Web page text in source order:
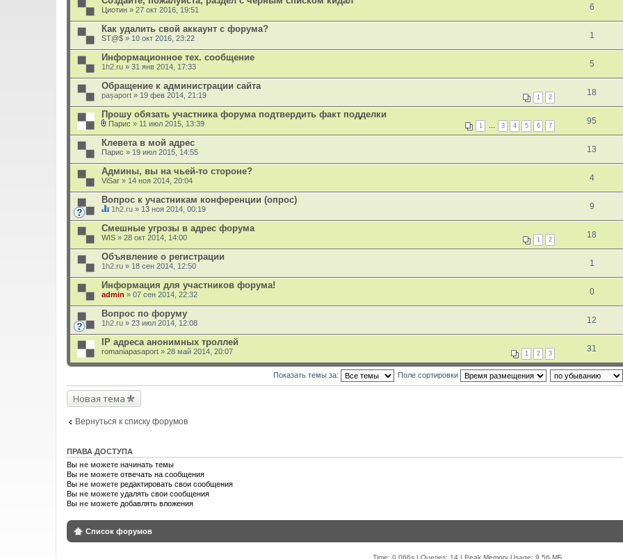
Циотин » 27 окт 2016, 19:51 6
Как удалить свой аккаунт с форума?
ST@$ » 10 окт 2016, 23:22 1
Информационное тех. сообщение
1h2.ru » 31 янв 2014, 17:33 5
Обращение к администрации сайта
1 2
pașaport » 19 фев 2014, 21:19 18
Прошу обязать участника форума подтвердить факт подделки
1 … 3 4 5 6 7
л
о
ж
е
н
и
Парис » 11 июл 2015, 13:39 95
Клевета в мой адрес
Парис » 19 июл 2015, 14:55 13
Админы, вы на чьей-то стороне?
ViSar » 14 ноя 2014, 20:04 4
Вопрос к участникам конференции (опрос)
а
н
н
а
я
т
м
а
с
о
д
е
р
ж
и
о
о
с
.
1h2.ru » 13 ноя 2014, 00:19 9
Смешные угрозы в адрес форума
1 2
WIS » 28 окт 2014, 14:00 18
Объявление о регистрации
1h2.ru » 18 сен 2014, 12:50 1
Информация для участников форума!
admin » 07 сен 2014, 22:32 0
Вопрос по форуму
1h2.ru » 23 июл 2014, 12:08 12
IP адреса анонимных троллей
1 2 3
romaniapasaport » 28 май 2014, 20:07 31
Показать темы за: Поле сортировки
Новая тема
Вернуться к списку форумов
ПРАВА ДОСТУПА
Вы не можете начинать темы
Вы не можете отвечать на сообщения
Вы не можете редактировать свои сообщения
Вы не можете удалять свои сообщения
Вы не можете добавлять вложения
Список форумов
Time: 0.066s| Queries: 14| Peak Memory Usage: 9.56 МБ